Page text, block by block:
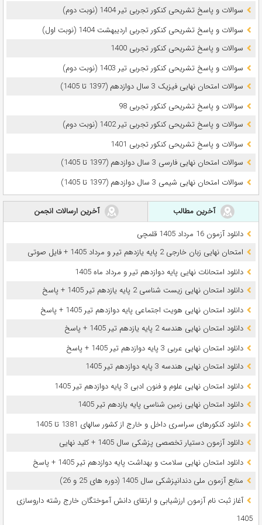
سوالات و پاسخ تشریحی کنکور تجربی تیر 1404 (نوبت دوم)
سوالات و پاسخ تشریحی کنکور تجربی اردیبهشت 1404 (نوبت اول)
سوالات و پاسخ تشریحی کنکور تجربی 1400
سوالات و پاسخ تشریحی کنکور تجربی تیر 1403 (نوبت دوم)
سوالات امتحان نهایی فیزیک 3 سال دوازدهم (1397 تا 1405)
سوالات و پاسخ تشریحی کنکور تجربی 98
سوالات و پاسخ تشریحی کنکور تجربی تیر 1402 (نوبت دوم)
سوالات و پاسخ تشریحی کنکور تجربی 1401
سوالات امتحان نهایی فارسی 3 سال دوازدهم (1397 تا 1405)
سوالات امتحان نهایی شیمی 3 سال دوازدهم (1397 تا 1405)
آخرین مطالب
آخرین ارسالات انجمن
دانلود آزمون 16 مرداد 1405 قلمچی
امتحان نهایی زبان خارجی 2 پایه یازدهم تیر و مرداد 1405 + فایل صوتی
دانلود امتحانات نهایی پایه دوازدهم تیر و مرداد ماه 1405
دانلود امتحان نهایی زیست شناسی 2 پایه یازدهم تیر 1405 + پاسخ
دانلود امتحان نهایی هویت اجتماعی پایه دوازدهم تیر 1405 + پاسخ
دانلود امتحان نهایی هندسه 2 پایه یازدهم تیر 1405 + پاسخ
دانلود امتحان نهایی عربی 3 پایه دوازدهم تیر 1405 + پاسخ
دانلود امتحان نهایی هندسه 3 پایه دوازدهم تیر 1405
دانلود امتحان نهایی علوم و فنون ادبی 3 پایه دوازدهم تیر 1405
دانلود امتحان نهایی زمین شناسی پایه یازدهم تیر 1405
دانلود کنکورهای سراسری داخل و خارج از کشور سالهای 1381 تا 1405
دانلود آزمون دستیار تخصصی پزشکی سال 1405 + کلید نهایی
دانلود امتحان نهایی سلامت و بهداشت پایه دوازدهم تیر 1405 + پاسخ
ﻣﻨﺎﺑﻊ آزﻣﻮن ﻣﻠﯽ دندانپزشکی سال 1405 (دوره های 25 و 26)
آغاز ثبت نام آزمون‌ ارزشیابی و ارتقای دانش آموختگان خارج رشته داروسازی
1405